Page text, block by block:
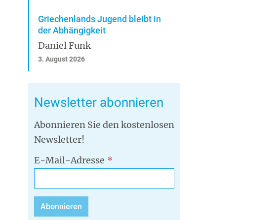
Griechenlands Jugend bleibt in
der Abhängigkeit
Daniel Funk
3. August 2026
Newsletter abonnieren
Abonnieren Sie den kostenlosen
Newsletter!
E-Mail-Adresse